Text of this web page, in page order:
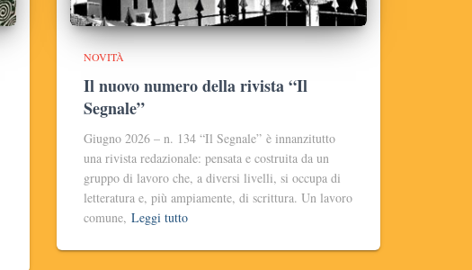
NOVITÀ
Il nuovo numero della rivista “Il
Segnale”
Giugno 2026 – n. 134 “Il Segnale” è innanzitutto
una rivista redazionale: pensata e costruita da un
gruppo di lavoro che, a diversi livelli, si occupa di
letteratura e, più ampiamente, di scrittura. Un lavoro
comune, Leggi tutto